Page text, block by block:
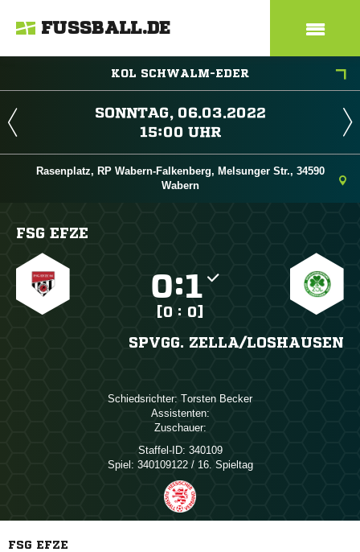
FUSSBALL.DE
KOL SCHWALM-EDER
 
 
Rasenplatz, RP Wabern-Falkenberg, Melsunger Str., 34590
Wabern
FSG EFZE
:
[0 : 0]
SPVGG. ZELLA/​LOSHAUSEN
Schiedsrichter:  
Assistenten:
Zuschauer:
Staffel-ID: 340109
Spiel: 340109122 / 16. Spieltag
FSG EFZE